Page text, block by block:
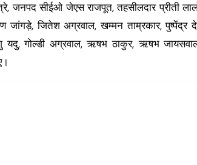
जनपद सीईओ जेएस राजपूत, तहसीलदार प्रीती
जांगड़े, जितेश अग्रवाल, खम्मन ताम्रकार, पुष्पेंद्र
यदु, गोल्डी अग्रवाल, ऋषभ ठाकुर, ऋषभ